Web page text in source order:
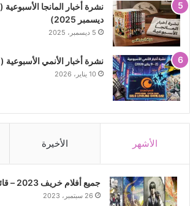
ديسمبر 2025)
5 ديسمبر، 2025
نشرة أخبار الأنمي الأسبوعية (2 – 9 يناير 2026)
10 يناير، 2026
الأشهر الأخيرة
جميع أفلام خريف 2023 – قائمة كاملة
26 سبتمبر، 2023